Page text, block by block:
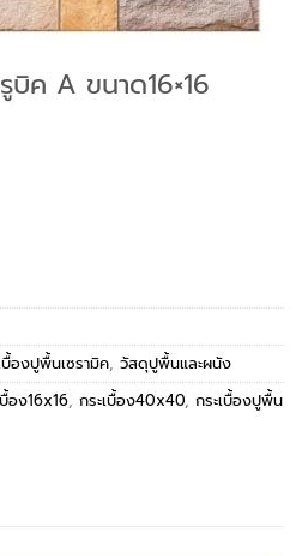
บิค A ขนาด16×16
บื้องปูพื้นเซรามิค, วัสดุปูพื้นและผนัง
อง16x16, กระเบื้อง40x40, กระเบื้องปูพื้น